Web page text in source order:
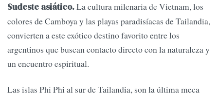
Sudeste asiático.La cultura milenaria de Vietnam, los
colores de Camboya y las playas paradisíacas de Tailandia,
convierten a este exótico destino favorito entre los
argentinos que buscan contacto directo con la naturaleza y
un encuentro espiritual.
Las islas Phi Phi al sur de Tailandia, son la última meca